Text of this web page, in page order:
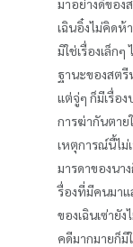
มาอย่างดีของ
เฉินอิ๋งไม่คิดห้
มิใช่เรื่องเล็ก
ฐานะของสตรี
แต่จู่ๆ ก็มีเรื่อง
การฆ่ากันตาย
เหตุการณ์นี้ไม่
มารดาของนา
รื่องที่มีคนมา
ของเฉินเซ่ายั
คดีมากมายก็